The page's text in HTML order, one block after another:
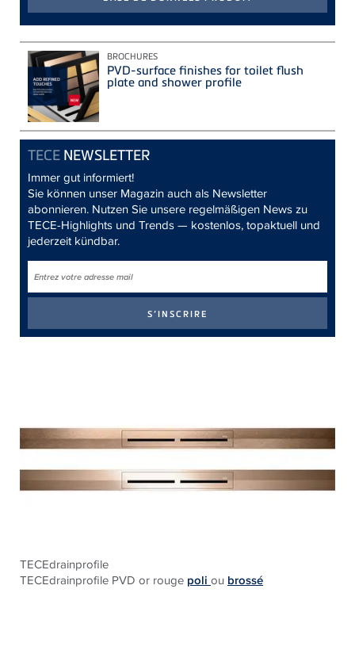
BROCHURES
PVD-surface finishes for toilet flush
plate and shower profile
TECE NEWSLETTER
Immer gut informiert!
Sie können unser Magazin auch als Newsletter
abonnieren. Nutzen Sie unsere regelmäßigen News zu
TECE-Highlights und Trends — kostenlos, topaktuell und
jederzeit kündbar.
TECEdrainprofile
TECEdrainprofile PVD or rouge poli ou brossé